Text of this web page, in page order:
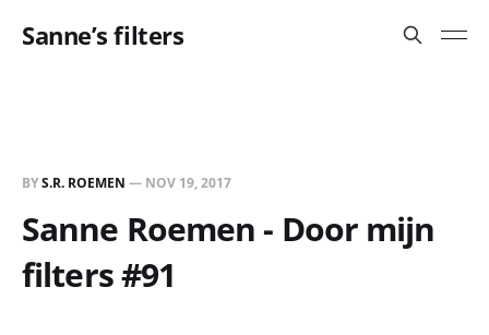
Sanne’s filters
BYS.R. ROEMEN — NOV 19, 2017
Sanne Roemen - Door mijn
filters #91